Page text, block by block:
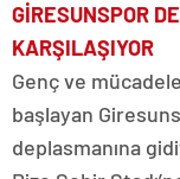
GİRESUNSPOR
KARŞILAŞIYOR
Genç ve
başlayan
deplasmanına